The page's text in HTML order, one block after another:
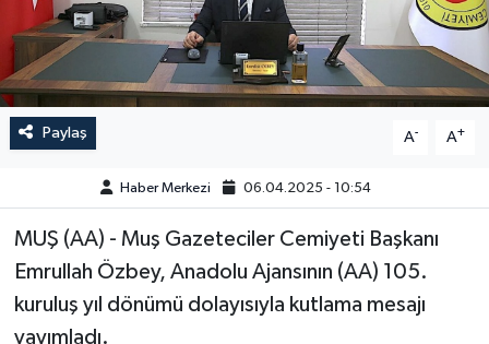
Paylaş A- A+
Haber Merkezi 06.04.2025 - 10:54
MUŞ (AA) - Muş Gazeteciler Cemiyeti Başkanı
Emrullah Özbey, Anadolu Ajansının (AA) 105.
kuruluş yıl dönümü dolayısıyla kutlama mesajı
yayımladı.
HABERDE İNSAN
KÜLTÜR-SANAT
MAGAZİN
MEDYA
ÖZEL HABER